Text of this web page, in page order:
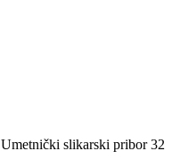
Umetnički slikarski pribor32